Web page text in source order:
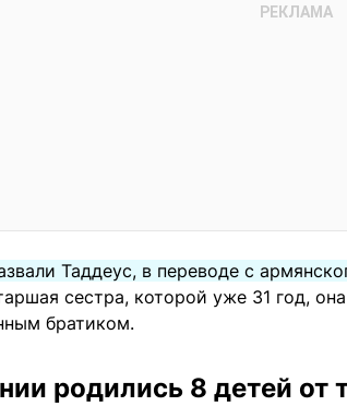
Таддеус, в переводе с
сестра, которой уже 31 год,
братиком.
родились 8 детей от